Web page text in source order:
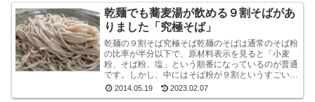
乾麺でも蕎麦湯が飲める９割そばがあ
りました「究極そば」
乾麺の９割そば究極そば乾麺のそばは通常のそば粉
の比率が半分以下で、原材料表示を見ると「小麦
粉、そば粉、塩」という順番になっているのが普通
です。しかし、中にはそば粉が９割というすごい乾
麺のそばもあるんですね。味も香りもなかなかよい
です山本食品...
2014.05.19 2023.02.07